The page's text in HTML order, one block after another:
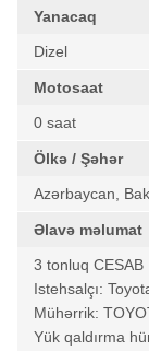
Yanacaq
Dizel
Motosaat
0 saat
Ölkə / Şəhər
Azərbaycan,
Əlavə məlumat
3 tonluq CESAB
Istehsalçı:
Mühərrik:
Yük qaldırma